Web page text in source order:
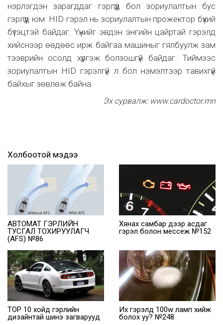
нэрлэгдэн зарагддаг гэрлүүд бол зориулалтын бус
гэрлүүд юм. HID гэрэл нь зориулалтын прожектор бүхий
бүтэцтэй байдаг. Үүнийг эвдэн энгийн цайртай гэрэлд
хийснээр өөдөөс ирж байгаа машиныг гялбуулж зам
тээврийн осолд хүргэж болзошгүй байдаг. Тиймээс
зориулалтын HID гэрэлгүй л бол нэмэлтээр тавихгүй
байхыг зөвлөж байна.
Эх сурвалж: www.cardoctor.mn
Холбоотой мэдээ
АВТОМАТ ГЭРЛИЙН
ТУСГАЛ ТОХИРУУЛАГЧ
(AFS) №86
Хянах самбар дээр асдаг
гэрэл болон мессеж №152
TOP 10 хойд гэрлийн
дизайнтай шинэ загварууд
Их гэрэлд 100w ламп хийж
болох уу? №248